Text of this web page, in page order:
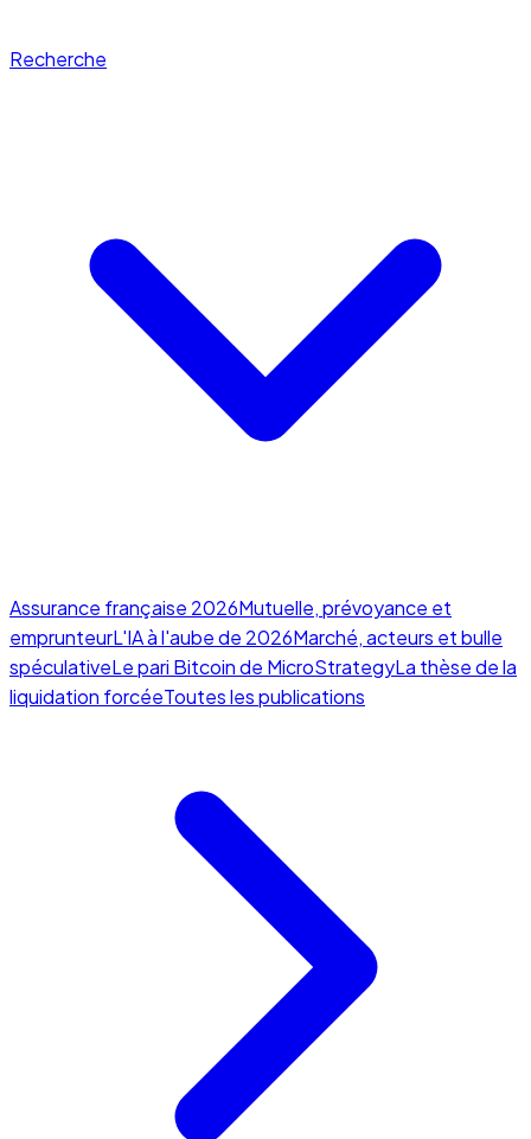
Recherche
Assurance française 2026Mutuelle, prévoyance et
emprunteurL'IA à l'aube de 2026Marché, acteurs et bulle
spéculativeLe pari Bitcoin de MicroStrategyLa thèse de la
liquidation forcéeToutes les publications